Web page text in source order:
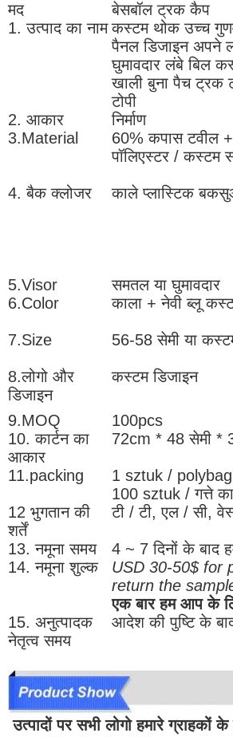
मद बेसबॉल ट्रक कैप
1. उत्पाद का नाम कस्टम थोक उच्च
पैनल डिजाइन अपने
घुमावदार लंबे बिल
खाली बुना पैच ट्रक
टोपी
2. आकार
निर्माण
3.Material
60% कपास टवील
पॉलिएस्टर / कस्टम
4. बैक क्लोजर
काले प्लास्टिक
5.Visor
समतल या घुमावदार
6.Color
काला + नेवी ब्लू
7.Size
56-58 सेमी या
8.लोगो और
डिजाइन
कस्टम डिजाइन
9.MOQ
100pcs
10. कार्टन का
आकार
72cm * 48 सेमी *
11.packing
1 sztuk / polybag,
100 sztuk / गत्ते का
12 भुगतान की
शर्तें
टी / टी, एल / सी,
13. नमूना समय
4 ~ 7 दिनों के बाद
14. नमूना शुल्क
USD 30-50$ for
return the
एक बार हम आप के
15. अनुत्पादक
नेतृत्व समय
आदेश की पुष्टि के
उत्पादों पर सभी लोगो हमारे ग्राहकों